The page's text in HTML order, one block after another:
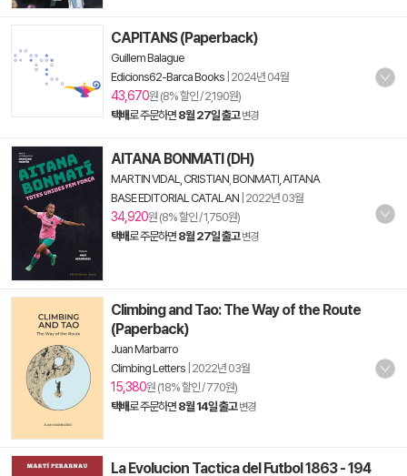
CAPITANS (Paperback)
Guillem Balague
Edicions62-Barca Books 2024년 04월
43,670원 (8% 할인 / 2,190원)
택배로 주문하면 8월 27일 출고 변경
AITANA BONMATI (DH)
MARTIN VIDAL, CRISTIAN BONMATI, AITANA
BASE EDITORIAL CATALAN 2022년 03월
34,920원 (8% 할인 / 1,750원)
택배로 주문하면 8월 27일 출고 변경
Climbing and Tao: The Way of the Route
(Paperback)
Juan Marbarro
Climbing Letters 2022년 03월
15,380원 (18% 할인 / 770원)
택배로 주문하면 8월 14일 출고 변경
La Evolucion Tactica del Futbol 1863 - 194